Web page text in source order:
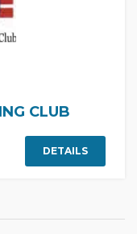
CLUB
DETAILS